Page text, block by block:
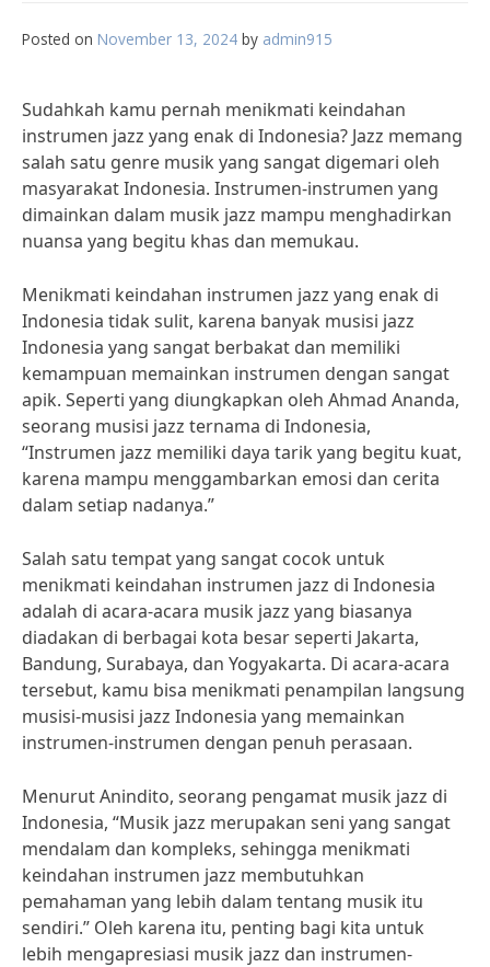
Posted on November 13, 2024 by admin915
Sudahkah kamu pernah menikmati keindahan
instrumen jazz yang enak di Indonesia? Jazz memang
salah satu genre musik yang sangat digemari oleh
masyarakat Indonesia. Instrumen-instrumen yang
dimainkan dalam musik jazz mampu menghadirkan
nuansa yang begitu khas dan memukau.
Menikmati keindahan instrumen jazz yang enak di
Indonesia tidak sulit, karena banyak musisi jazz
Indonesia yang sangat berbakat dan memiliki
kemampuan memainkan instrumen dengan sangat
apik. Seperti yang diungkapkan oleh Ahmad Ananda,
seorang musisi jazz ternama di Indonesia,
“Instrumen jazz memiliki daya tarik yang begitu kuat,
karena mampu menggambarkan emosi dan cerita
dalam setiap nadanya.”
Salah satu tempat yang sangat cocok untuk
menikmati keindahan instrumen jazz di Indonesia
adalah di acara-acara musik jazz yang biasanya
diadakan di berbagai kota besar seperti Jakarta,
Bandung, Surabaya, dan Yogyakarta. Di acara-acara
tersebut, kamu bisa menikmati penampilan langsung
musisi-musisi jazz Indonesia yang memainkan
instrumen-instrumen dengan penuh perasaan.
Menurut Anindito, seorang pengamat musik jazz di
Indonesia, “Musik jazz merupakan seni yang sangat
mendalam dan kompleks, sehingga menikmati
keindahan instrumen jazz membutuhkan
pemahaman yang lebih dalam tentang musik itu
sendiri.” Oleh karena itu, penting bagi kita untuk
lebih mengapresiasi musik jazz dan instrumen-